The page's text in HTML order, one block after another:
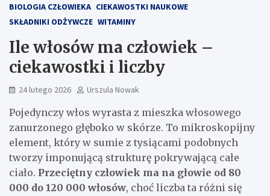
BIOLOGIA CZŁOWIEKA CIEKAWOSTKI NAUKOWE
SKŁADNIKI ODŻYWCZE WITAMINY
Ile włosów ma człowiek –
ciekawostki i liczby
24 lutego 2026 Urszula Nowak
Pojedynczy włos wyrasta z mieszka włosowego
zanurzonego głęboko w skórze. To mikroskopijny
element, który w sumie z tysiącami podobnych
tworzy imponującą strukturę pokrywającą całe
ciało. Przeciętny człowiek ma na głowie od 80
000 do 120 000 włosów, choć liczba ta różni się